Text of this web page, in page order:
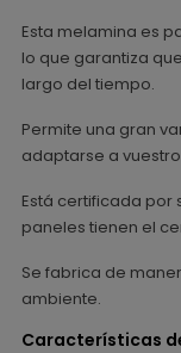
Esta melamina es
lo que garantiza
largo del tiempo.
Permite una gran
adaptarse a
Está certificada por
paneles tienen el
Se fabrica de
ambiente.
Características